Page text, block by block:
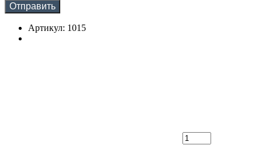
Отправить
Артикул: 1015